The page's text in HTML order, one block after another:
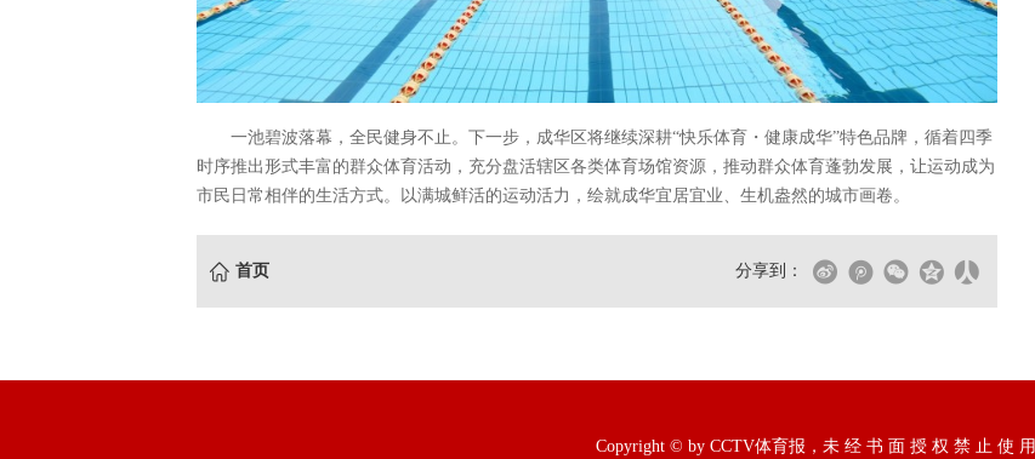
一池碧波落幕，全民健身不止。下一步，成华区将继续深耕“快乐体育・健康成华”特色品牌，循着四季
时序推出形式丰富的群众体育活动，充分盘活辖区各类体育场馆资源，推动群众体育蓬勃发展，让运动成为
市民日常相伴的生活方式。以满城鲜活的运动活力，绘就成华宜居宜业、生机盎然的城市画卷。
首页 分享到：
Copyright © by CCTV体育报，未 经 书 面 授 权 禁 止 使 用